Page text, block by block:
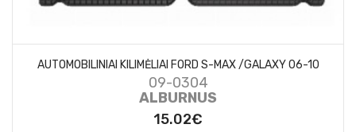
AUTOMOBILINIAI KILIMĖLIAI FORD S-MAX /GALAXY 06-10
09-0304
ALBURNUS
15.02€